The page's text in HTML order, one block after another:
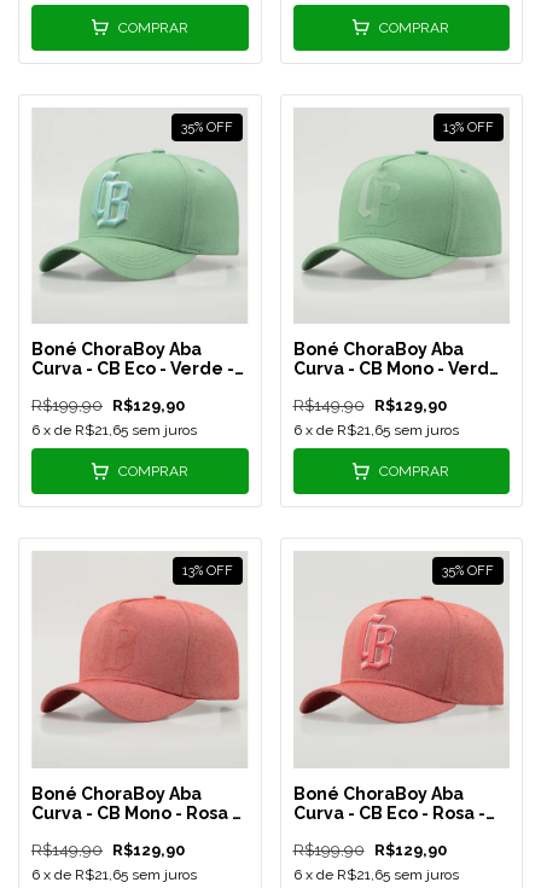
COMPRAR COMPRAR
35% OFF
Boné ChoraBoy Aba
Curva - CB Eco - Verde -
R$199,90 R$129,90
6 x de R$21,65 sem juros
COMPRAR
13% OFF
Boné ChoraBoy Aba
Curva - CB Mono - Verde
R$149,90 R$129,90
6 x de R$21,65 sem juros
COMPRAR
13% OFF
Boné ChoraBoy Aba
Curva - CB Mono - Rosa -
R$149,90 R$129,90
6 x de R$21,65 sem juros
35% OFF
Boné ChoraBoy Aba
Curva - CB Eco - Rosa -
R$199,90 R$129,90
6 x de R$21,65 sem juros